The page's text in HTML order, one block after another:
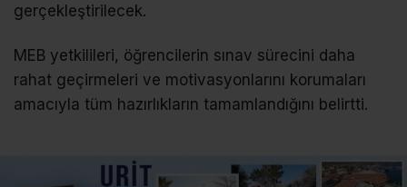
gerçekleştirilecek.
MEB yetkilileri, öğrencilerin sınav sürecini daha
rahat geçirmeleri ve motivasyonlarını korumaları
amacıyla tüm hazırlıkların tamamlandığını belirtti.